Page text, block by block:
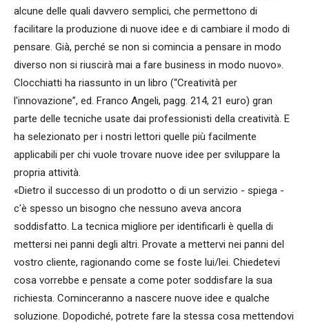
alcune delle quali davvero semplici, che permettono di
facilitare la produzione di nuove idee e di cambiare il modo di
pensare. Già, perché se non si comincia a pensare in modo
diverso non si riuscirà mai a fare business in modo nuovo».
Clocchiatti ha riassunto in un libro (“Creatività per
l'innovazione”, ed. Franco Angeli, pagg. 214, 21 euro) gran
parte delle tecniche usate dai professionisti della creatività. E
ha selezionato per i nostri lettori quelle più facilmente
applicabili per chi vuole trovare nuove idee per sviluppare la
propria attività.
«Dietro il successo di un prodotto o di un servizio - spiega -
c'è spesso un bisogno che nessuno aveva ancora
soddisfatto. La tecnica migliore per identificarli è quella di
mettersi nei panni degli altri. Provate a mettervi nei panni del
vostro cliente, ragionando come se foste lui/lei. Chiedetevi
cosa vorrebbe e pensate a come poter soddisfare la sua
richiesta. Cominceranno a nascere nuove idee e qualche
soluzione. Dopodiché, potrete fare la stessa cosa mettendovi